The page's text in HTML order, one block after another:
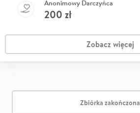
Anonimowy Darczyńca
200 zł
Zobacz więcej
Zbiórka zakończona